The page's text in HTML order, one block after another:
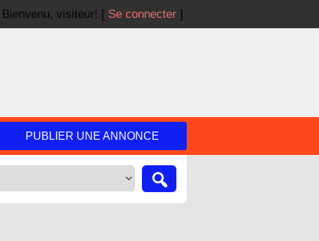
Bienvenu, visiteur! [ Se connecter ]
PUBLIER UNE ANNONCE